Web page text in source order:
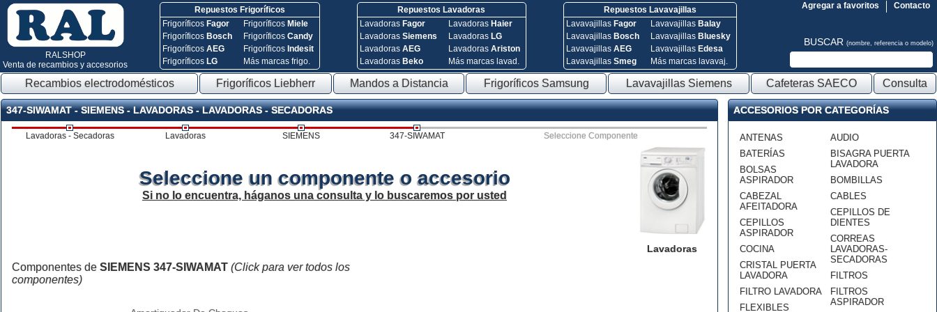
RALSHOP
Venta de recambios y accesorios
Repuestos Frigoríficos
Frigoríficos Fagor
Frigoríficos Bosch
FrigoríficosAEG
Frigoríficos LG
Frigoríficos Miele
FrigoríficosCandy
Frigoríficos Indesit
Más marcas frigo.
Repuestos Lavadoras
Lavadoras Fagor
Lavadoras Siemens
Lavadoras AEG
Lavadoras Beko
Lavadoras Haier
Lavadoras LG
Lavadoras Ariston
Más marcas lavad.
Repuestos Lavavajillas
Lavavajillas Fagor
Lavavajillas Bosch
Lavavajillas AEG
Lavavajillas Smeg
Lavavajillas Balay
Lavavajillas Bluesky
Lavavajillas Edesa
Más marcas lavavaj.
Contacto
Agregar a favoritos
BUSCAR (nombre, referencia o modelo)
Recambios electrodomésticos Frigoríficos Liebherr Mandos a Distancia Frigoríficos Samsung Lavavajillas Siemens Cafeteras SAECO Consulta
347-SIWAMAT - SIEMENS - LAVADORAS - LAVADORAS - SECADORAS
Lavadoras - Secadoras Lavadoras SIEMENS 347-SIWAMAT Seleccione Componente
Lavadoras
Seleccione un componente o accesorio
Si no lo encuentra, háganos una consulta y lo buscaremos por usted
Componentes de SIEMENS 347-SIWAMAT (Click para ver todos los
componentes)
ACCESORIOS POR CATEGORÍAS
ANTENAS
BATERÍAS
BOLSAS
ASPIRADOR
CABEZAL
AFEITADORA
CEPILLOS
ASPIRADOR
COCINA
CRISTAL PUERTA
LAVADORA
FILTRO LAVADORA
FLEXIBLES
AUDIO
BISAGRA PUERTA
LAVADORA
BOMBILLAS
CABLES
CEPILLOS DE
DIENTES
CORREAS
LAVADORAS-
SECADORAS
FILTROS
FILTROS
ASPIRADOR